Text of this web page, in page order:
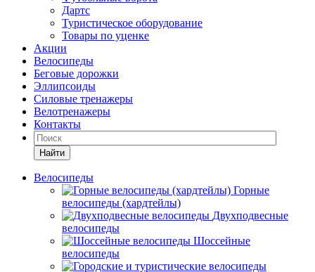
Дартс
Туристическое оборудование
Товары по уценке
Акции
Велосипеды
Беговые дорожки
Эллипсоиды
Силовые тренажеры
Велотренажеры
Контакты
Найти
Велосипеды
Горные
велосипеды (хардтейлы)
Двухподвесные
велосипеды
Шоссейные
велосипеды